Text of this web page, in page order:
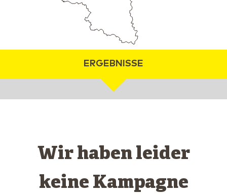
ERGEBNISSE
Wir haben leider
keine Kampagne